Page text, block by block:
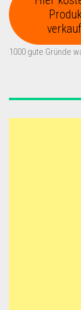
1000 gute Gründe